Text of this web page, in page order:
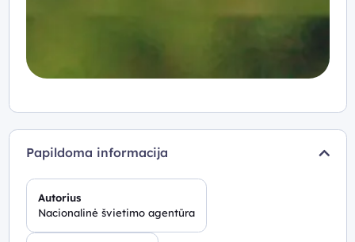
Papildoma informacija
Autorius
Nacionalinė švietimo agentūra